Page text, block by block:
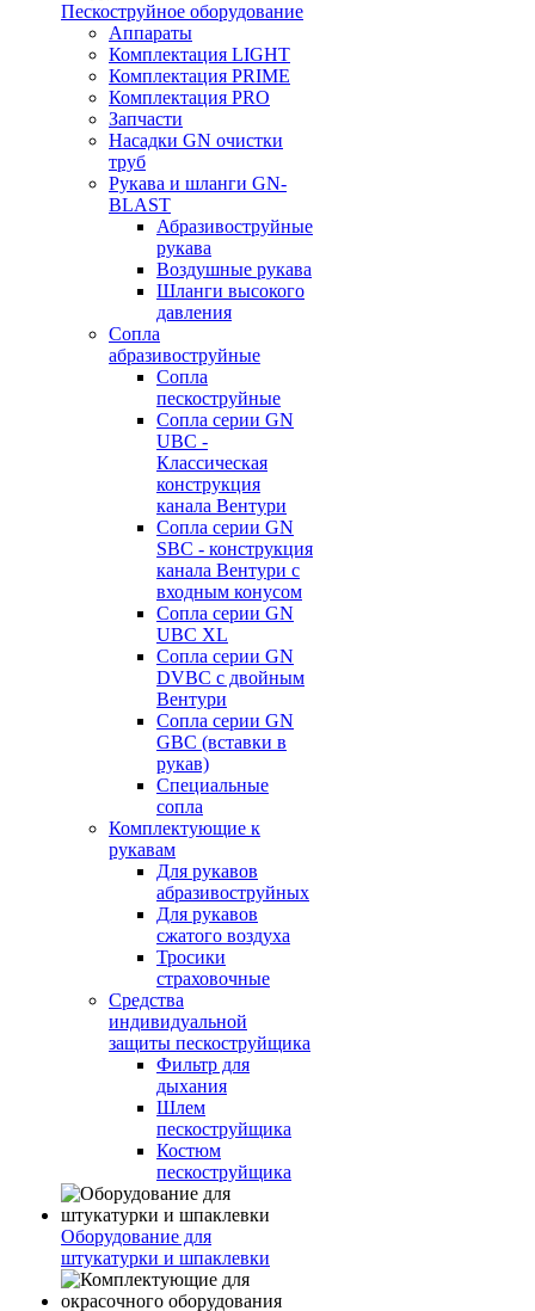
Пескоструйное оборудование
Аппараты
Комплектация LIGHT
Комплектация PRIME
Комплектация PRO
Запчасти
Насадки GN очистки
труб
Рукава и шланги GN-
BLAST
Абразивоструйные
рукава
Воздушные рукава
Шланги высокого
давления
Сопла
абразивоструйные
Сопла
пескоструйные
Сопла серии GN
UBC -
Классическая
конструкция
канала Вентури
Сопла серии GN
SBC - конструкция
канала Вентури c
входным конусом
Сопла серии GN
UBC XL
Сопла серии GN
DVBC с двойным
Вентури
Сопла серии GN
GBC (вставки в
рукав)
Специальные
сопла
Комплектующие к
рукавам
Для рукавов
абразивоструйных
Для рукавов
сжатого воздуха
Тросики
страховочные
Средства
индивидуальной
защиты пескоструйщика
Фильтр для
дыхания
Шлем
пескоструйщика
Костюм
пескоструйщика
Оборудование для
штукатурки и шпаклевки